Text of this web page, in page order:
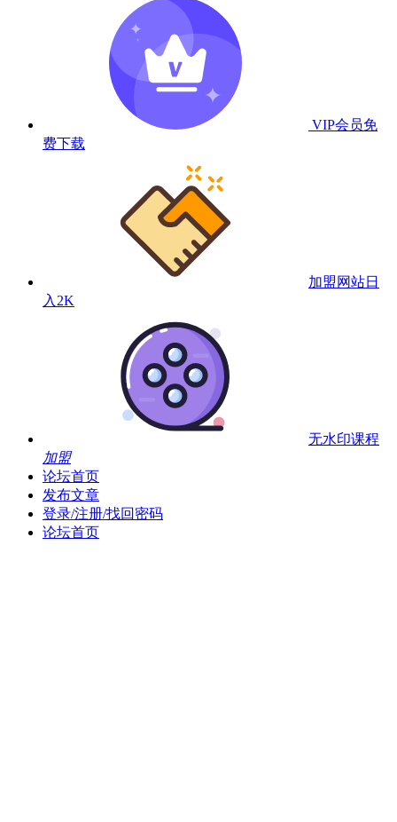
VIP会员免
费下载
加盟网站日
入2K
无水印课程
加盟
论坛首页
发布文章
登录/注册/找回密码
论坛首页